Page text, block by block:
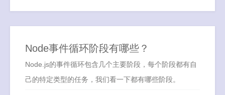
Node事件循环阶段有哪些？
Node.js的事件循环包含几个主要阶段，每个阶段都有自
己的特定类型的任务，我们看一下都有哪些阶段。